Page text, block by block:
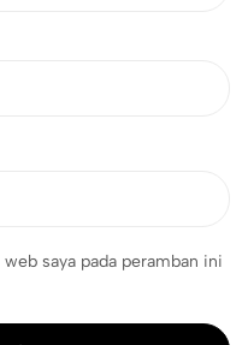
saya pada peramban ini